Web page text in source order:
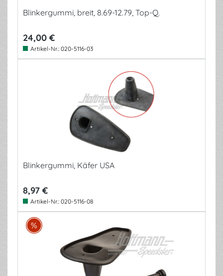
Blinkergummi, breit, 8.69-12.79, Top-Q.
24,00 €
Artikel-Nr.: 020-5116-03
Blinkergummi, Käfer USA
8,97 €
Artikel-Nr.: 020-5116-08